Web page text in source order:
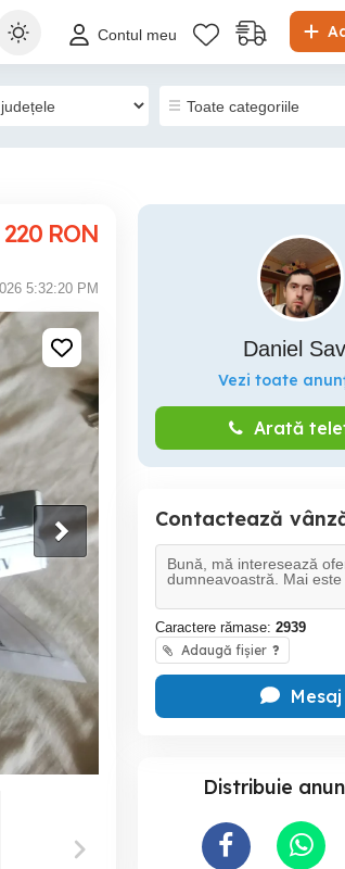
Contul meu
220 RON
5:32:20 PM
Daniel
Vezi toate
Arată
Contactează
Caractere rămase: 2939
Adaugă fișier ?
Mesaj
Distribuie